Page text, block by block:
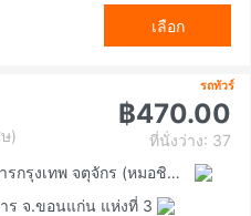
เลือก
รถทัวร์
)
฿470.00
ที่นั่งว่าง: 37
สถานีขนส่งผู้โดยสารกรุงเทพ จตุจักร (หมอชิต2)
ร จ.ขอนแก่น แห่งที่ 3